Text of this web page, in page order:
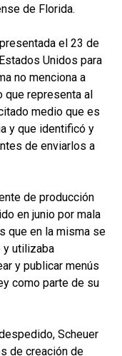
de Florida.
el 23 de
Unidos para
no menciona a
que representa al
medio que es
y que identificó y
de enviarlos a
de producción
en junio por mala
que en la misma se
y utilizaba
y publicar menús
como parte de su
Scheuer
de creación de